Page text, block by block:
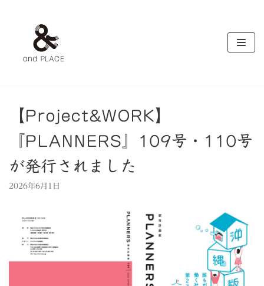
ッ
【Project&WORK】
『PLANNERS』109号・110号
が発行されました
2026年6月1日